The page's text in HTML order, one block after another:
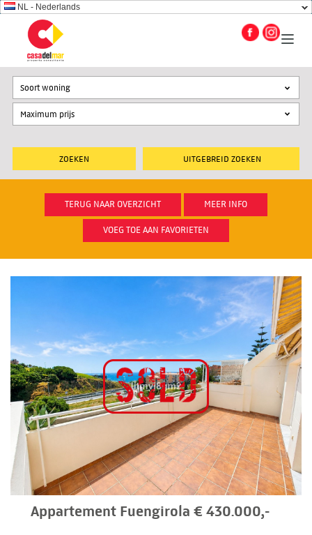
NL - Nederlands
UITGEBREID ZOEKEN
Soort woning
TERUG NAAR OVERZICHT MEER INFO
VOEG TOE AAN FAVORIETEN
Appartement Fuengirola € 430.000,-